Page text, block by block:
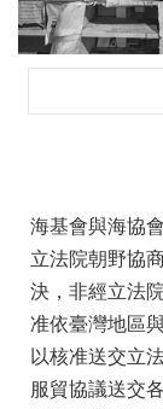
海基會與海協
立法院朝野協
決，非經立法
准依臺灣地區
以核准送交立
服貿協議送交